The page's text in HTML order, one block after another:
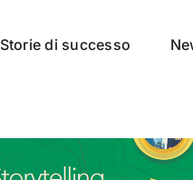
Storie di successo